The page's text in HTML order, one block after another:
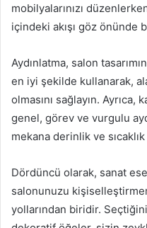
mobilyalarınızı
içindeki akışı göz önünde
Aydınlatma, salon
en iyi şekilde kullanarak,
olmasını sağlayın. Ayrıca,
genel, görev ve vurgulu
mekana derinlik ve
Dördüncü olarak, sanat
salonunuzu
yollarından biridir.